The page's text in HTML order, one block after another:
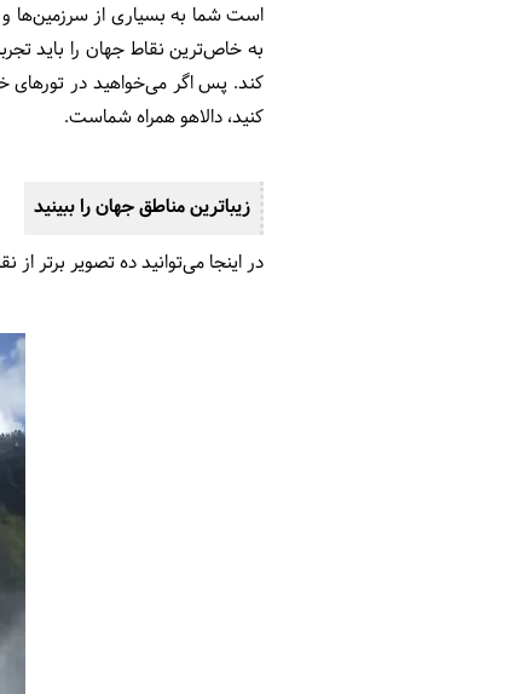
است شما به بسیاری از سرزمین‌ها و
به خاص‌ترین نقاط جهان را باید
کند. پس اگر می‌خواهید در
کنید، دالاهو همراه شماست.
زیباترین مناطق جهان را ببینید
در اینجا می‌توانید ده تصویر برتر از